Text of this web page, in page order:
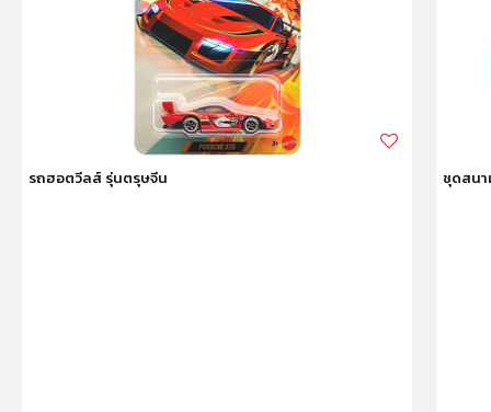
รถฮอตวีลส์ รุ่นตรุษจีน ชุดสน